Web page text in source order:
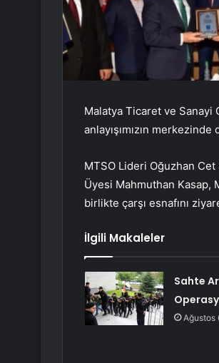
Malatya Ticaret ve Sanayi
anlayışımızın
MTSO Lideri Oğuzhan Cet
Üyesi Mahmuthan Kasap,
birlikte çarşı esnafını
İlgili Makaleler
Sahte
Ağustos